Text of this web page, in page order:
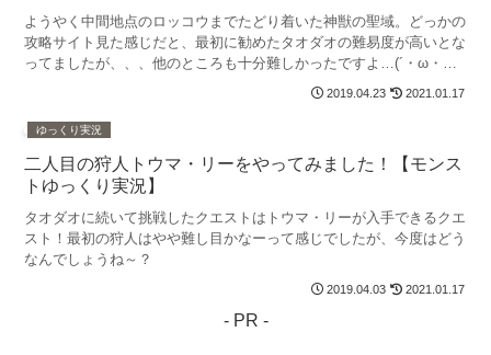
ようやく中間地点のロッコウまでたどり着いた神獣の聖域。どっかの
攻略サイト見た感じだと、最初に勧めたタオダオの難易度が高いとな
ってましたが、、、他のところも十分難しかったですよ…(´・ω・｀)
ということで、今回のロッコウも難しいんでしょうね…...
2019.04.23 2021.01.17
ゆっくり実況
二人目の狩人トウマ・リーをやってみました！【モンス
トゆっくり実況】
タオダオに続いて挑戦したクエストはトウマ・リーが入手できるクエ
スト！最初の狩人はやや難し目かなーって感じでしたが、今度はどう
なんでしょうね～？
2019.04.03 2021.01.17
- PR -